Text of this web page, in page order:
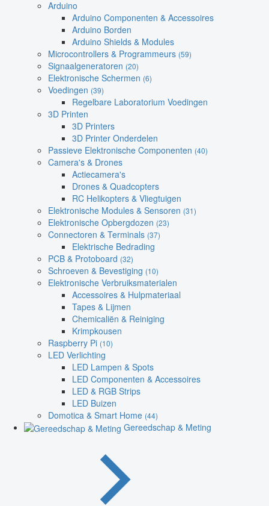
Arduino
Arduino Componenten & Accessoires
Arduino Borden
Arduino Shields & Modules
Microcontrollers & Programmeurs (59)
Signaalgeneratoren (20)
Elektronische Schermen (6)
Voedingen (39)
Regelbare Laboratorium Voedingen
3D Printen
3D Printers
3D Printer Onderdelen
Passieve Elektronische Componenten (40)
Camera's & Drones
Actiecamera's
Drones & Quadcopters
RC Helikopters & Vliegtuigen
Elektronische Modules & Sensoren (31)
Elektronische Opbergdozen (23)
Connectoren & Terminals (37)
Elektrische Bedrading
PCB & Protoboard (32)
Schroeven & Bevestiging (10)
Elektronische Verbruiksmaterialen
Accessoires & Hulpmateriaal
Tapes & Lijmen
Chemicaliën & Reiniging
Krimpkousen
Raspberry Pi (10)
LED Verlichting
LED Lampen & Spots
LED Componenten & Accessoires
LED & RGB Strips
LED Buizen
Domotica & Smart Home (44)
Gereedschap & Meting